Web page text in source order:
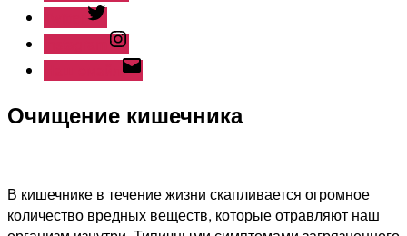
Очищение кишечника
В кишечнике в течение жизни скапливается огромное
количество вредных веществ, которые отравляют наш